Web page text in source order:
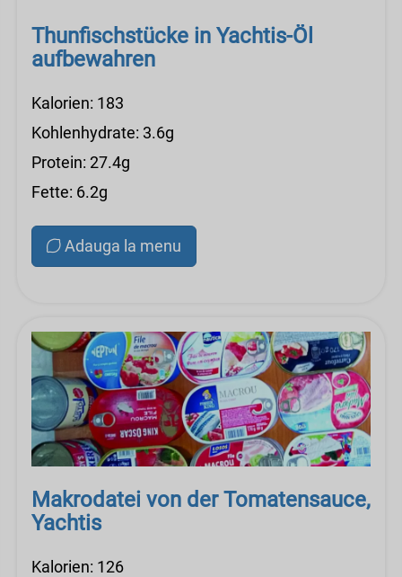
Thunfischstücke in Yachtis-Öl
aufbewahren
Kalorien: 183
Kohlenhydrate: 3.6g
Protein: 27.4g
Fette: 6.2g
Adauga la menu
Makrodatei von der Tomatensauce,
Yachtis
Kalorien: 126